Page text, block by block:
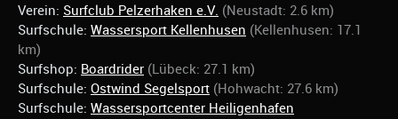
Verein: Surfclub Pelzerhaken e.V. (Neustadt: 2.6 km)
Surfschule: Wassersport Kellenhusen (Kellenhusen: 17.1
km)
Surfshop: Boardrider (Lübeck: 27.1 km)
Surfschule: Ostwind Segelsport (Hohwacht: 27.6 km)
Surfschule: Wassersportcenter Heiligenhafen